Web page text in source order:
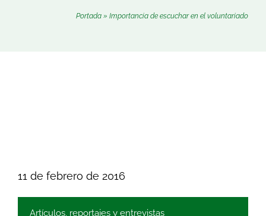
Portada » Importancia de escuchar en el voluntariado
11 de febrero de 2016
Artículos, reportajes y entrevistas